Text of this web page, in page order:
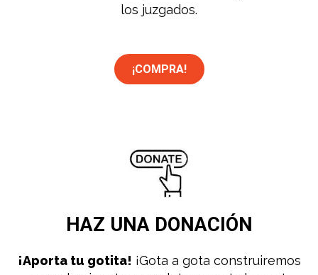
los juzgados.
¡COMPRA!
HAZ UNA DONACIÓN
¡Aporta tu gotita! ¡Gota a gota construiremos